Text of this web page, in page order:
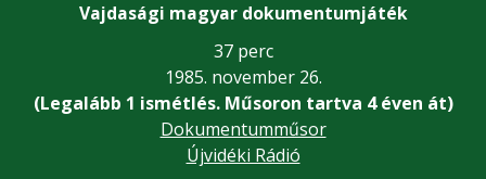
Vajdasági magyar dokumentumjáték
37 perc
1985. november 26.
(Legalább 1 ismétlés. Műsoron tartva 4 éven át)
Dokumentumműsor
Újvidéki Rádió